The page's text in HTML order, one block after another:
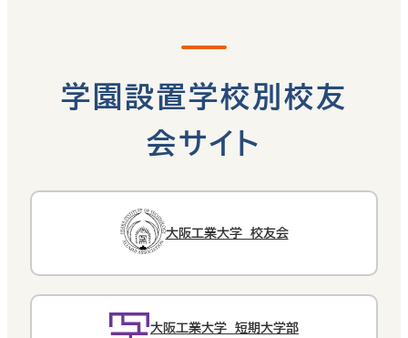
学園設置学校別校友
会サイト
大阪工業大学 校友会
大阪工業大学 短期大学部